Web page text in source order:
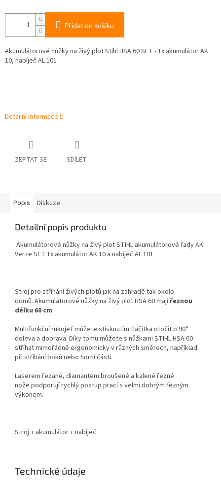
Přidat do košíku
Akumulátorové nůžky na živý plot Stihl HSA 60 SET - 1x akumulátor AK
10, nabíječ AL 101
Detailní informace
ZEPTAT SE SDÍLET
Popis Diskuze
Detailní popis produktu
Akumulátorové nůžky na živý plot STIHL akumulátorové řady AK.
Verze SET 1x akumulátor AK 10 a nabíječ AL 101.
Stroj pro stříhání živých plotů jak na zahradě tak okolo
domů. Akumulátorové nůžky na živý plot HSA 60 majířeznou
délku 60 cm
Multifunkční rukojeť můžete stisknutím tlačítka otočit o 90°
doleva a doprava. Díky tomu můžete s nůžkami STIHL HSA 60
stříhat mimořádně ergonomicky v různých směrech, například
při stříhání boků nebo horní části.
Laserem řezané, diamantem broušené a kalené řezné
nože podporují rychlý postup prací s velmi dobrým řezným
výkonem.
Stroj + akumulátor + nabíječ.
Technické údaje